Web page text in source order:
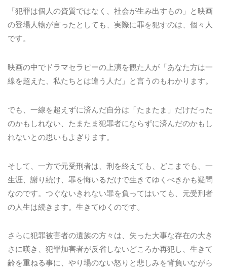
「犯罪は個人の資質ではなく、社会が生み出すもの」と映画
の登場人物が言ったとしても、実際に罪を犯すのは、個々人
です。
映画の中でドラマセラピーの上演を観た人が「あなた方は一
線を超えた、私たちとは違う人だ」と言うのもわかります。
でも、一線を超えずに済んだ自分は「たまたま」だけだった
のかもしれない、たまたま犯罪者にならずに済んだのかもし
れないとの思いもよぎります。
そして、一方で元受刑者は、刑を終えても、どこまでも、一
生涯、謝り続け、罪を悔いるだけで生きてゆくべきかも疑問
なのです。つぐないきれない罪を負ってはいても、元受刑者
の人生は続きます。生きてゆくのです。
さらに犯罪被害者の遺族の方々は、失った大事な存在の大き
さに嘆き、犯罪加害者が反省しないどころか再犯し、生きて
齢を重ねる事に、やり場のない怒りと悲しみを背負いながら